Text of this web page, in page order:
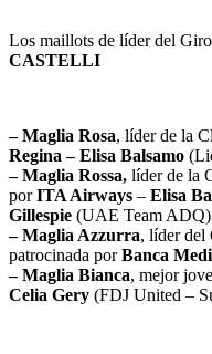
Los maillots de líder del
CASTELLI
– Maglia Rosa, líder de la
Regina – Elisa Balsamo
– Maglia Rossa, líder de la
porITA Airways – Elisa
Gillespie (UAE Team ADQ)
– Maglia Azzurra, líder del
patrocinada porBanca
– Maglia Bianca, mejor
Celia Gery (FDJ United –